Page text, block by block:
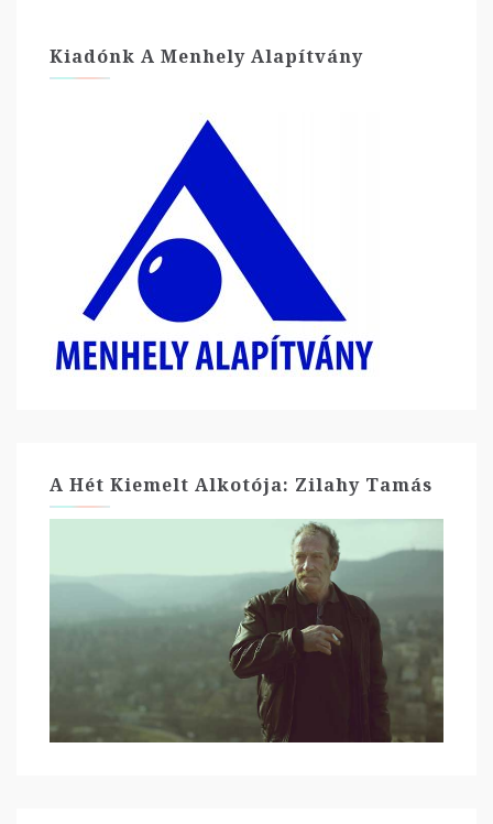
Kiadónk A Menhely Alapítvány
A Hét Kiemelt Alkotója: Zilahy Tamás